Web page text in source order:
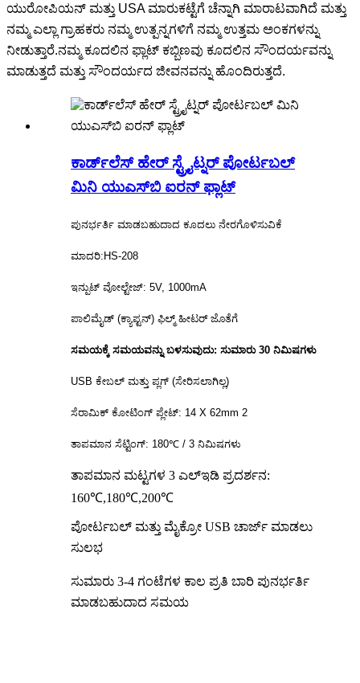
ಯುರೋಪಿಯನ್ ಮತ್ತು USA ಮಾರುಕಟ್ಟೆಗೆ ಚೆನ್ನಾಗಿ ಮಾರಾಟವಾಗಿದೆ ಮತ್ತು
ನಮ್ಮ ಎಲ್ಲಾ ಗ್ರಾಹಕರು ನಮ್ಮ ಉತ್ಪನ್ನಗಳಿಗೆ ನಮ್ಮ ಉತ್ತಮ ಅಂಕಗಳನ್ನು
ನೀಡುತ್ತಾರೆ.ನಮ್ಮ ಕೂದಲಿನ ಫ್ಲಾಟ್ ಕಬ್ಬಿಣವು ಕೂದಲಿನ ಸೌಂದರ್ಯವನ್ನು
ಮಾಡುತ್ತದೆ ಮತ್ತು ಸೌಂದರ್ಯದ ಜೀವನವನ್ನು ಹೊಂದಿರುತ್ತದೆ.
ಕಾರ್ಡ್‌ಲೆಸ್ ಹೇರ್ ಸ್ಟ್ರೈಟ್ನರ್ ಪೋರ್ಟಬಲ್
ಮಿನಿ ಯುಎಸ್‌ಬಿ ಐರನ್ ಫ್ಲಾಟ್
ಪುನರ್ಭರ್ತಿ ಮಾಡಬಹುದಾದ ಕೂದಲು ನೇರಗೊಳಿಸುವಿಕೆ
ಮಾದರಿ:HS-208
ಇನ್ಪುಟ್ ವೋಲ್ಟೇಜ್: 5V, 1000mA
ಪಾಲಿಮೈಡ್ (ಕ್ಯಾಪ್ಟನ್) ಫಿಲ್ಮ್ ಹೀಟರ್ ಜೊತೆಗೆ
ಸಮಯಕ್ಕೆ ಸಮಯವನ್ನು ಬಳಸುವುದು: ಸುಮಾರು 30 ನಿಮಿಷಗಳು
USB ಕೇಬಲ್ ಮತ್ತು ಪ್ಲಗ್ (ಸೇರಿಸಲಾಗಿಲ್ಲ)
ಸೆರಾಮಿಕ್ ಕೋಟಿಂಗ್ ಪ್ಲೇಟ್: 14 X 62mm 2
ತಾಪಮಾನ ಸೆಟ್ಟಿಂಗ್: 180℃ / 3 ನಿಮಿಷಗಳು
ತಾಪಮಾನ ಮಟ್ಟಗಳ 3 ಎಲ್ಇಡಿ ಪ್ರದರ್ಶನ:
160℃,180℃,200℃
ಪೋರ್ಟಬಲ್ ಮತ್ತು ಮೈಕ್ರೋ USB ಚಾರ್ಜ್ ಮಾಡಲು
ಸುಲಭ
ಸುಮಾರು 3-4 ಗಂಟೆಗಳ ಕಾಲ ಪ್ರತಿ ಬಾರಿ ಪುನರ್ಭರ್ತಿ
ಮಾಡಬಹುದಾದ ಸಮಯ